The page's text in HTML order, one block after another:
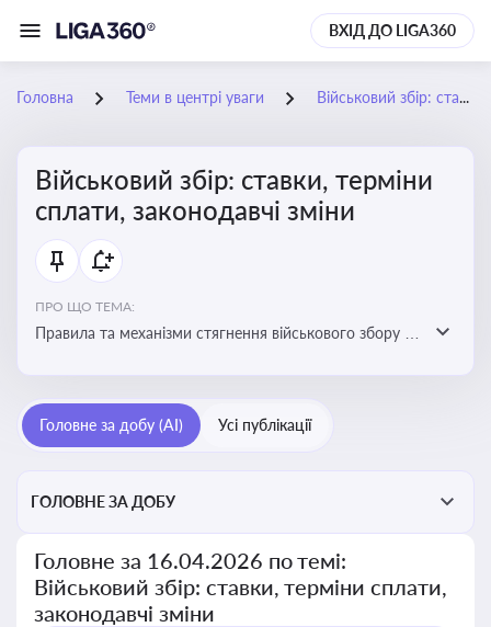
ВХІД ДО LIGA360
Головна Теми в центрі уваги Військовий збір: ставки, терміни сплати, законодавчі зміни
Військовий збір: ставки, терміни
сплати, законодавчі зміни
ПРО ЩО ТЕМА:
Правила та механізми стягнення військового збору з
Головне за добу (AI) Усі публікації
ГОЛОВНЕ ЗА ДОБУ
Головне за 16.04.2026 по темі:
Військовий збір: ставки, терміни сплати,
законодавчі зміни